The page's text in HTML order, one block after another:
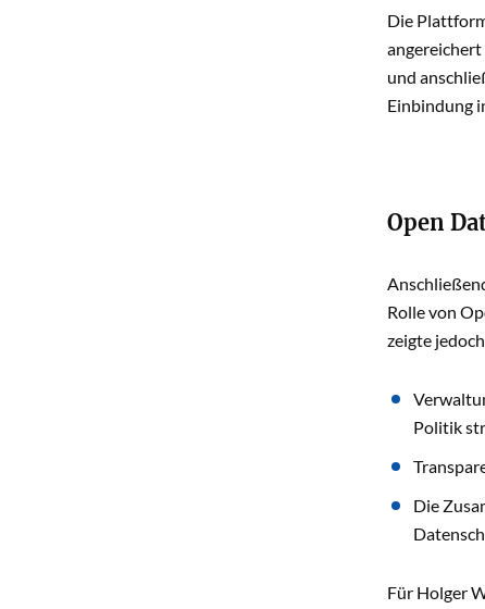
Die
und
Einbindung
Open
Rolle von
zeigte
Politik
Die
Für Holger